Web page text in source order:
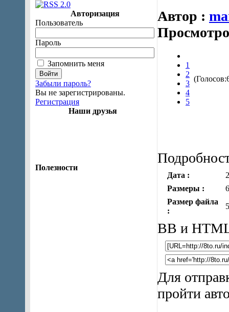
Авторизация
Пользователь
Пароль
Запомнить меня
Забыли пароль?
Вы не зарегистрированы.
Регистрация
Наши друзья
Полезности
Автор :
1
2
3
4
5
Дата :
Размеры :
Размер файла
:
ВВ и
Для
пройти